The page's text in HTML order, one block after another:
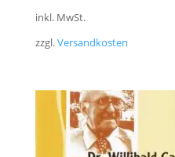
inkl. MwSt.
zzgl.Versandkosten